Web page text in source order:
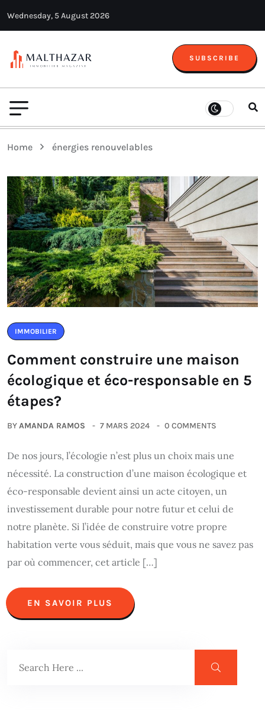
Wednesday, 5 August 2026
SUBSCRIBE
Home énergies renouvelables
IMMOBILIER
Comment construire une maison
écologique et éco-responsable en 5
étapes?
BYAMANDA RAMOS 7 MARS 2024 0 COMMENTS
De nos jours, l’écologie n’est plus un choix mais une
nécessité. La construction d’une maison écologique et
éco-responsable devient ainsi un acte citoyen, un
investissement durable pour notre futur et celui de
notre planète. Si l’idée de construire votre propre
habitation verte vous séduit, mais que vous ne savez pas
par où commencer, cet article […]
EN SAVOIR PLUS